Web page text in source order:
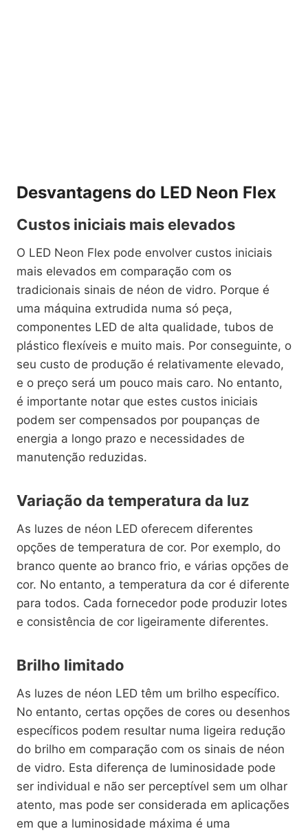
Desvantagens do LED Neon Flex
Custos iniciais mais elevados
O LED Neon Flex pode envolver custos iniciais
mais elevados em comparação com os
tradicionais sinais de néon de vidro. Porque é
uma máquina extrudida numa só peça,
componentes LED de alta qualidade, tubos de
plástico flexíveis e muito mais. Por conseguinte, o
seu custo de produção é relativamente elevado,
e o preço será um pouco mais caro. No entanto,
é importante notar que estes custos iniciais
podem ser compensados por poupanças de
energia a longo prazo e necessidades de
manutenção reduzidas.
Variação da temperatura da luz
As luzes de néon LED oferecem diferentes
opções de temperatura de cor. Por exemplo, do
branco quente ao branco frio, e várias opções de
cor. No entanto, a temperatura da cor é diferente
para todos. Cada fornecedor pode produzir lotes
e consistência de cor ligeiramente diferentes.
Brilho limitado
As luzes de néon LED têm um brilho específico.
No entanto, certas opções de cores ou desenhos
específicos podem resultar numa ligeira redução
do brilho em comparação com os sinais de néon
de vidro. Esta diferença de luminosidade pode
ser individual e não ser perceptível sem um olhar
atento, mas pode ser considerada em aplicações
em que a luminosidade máxima é uma